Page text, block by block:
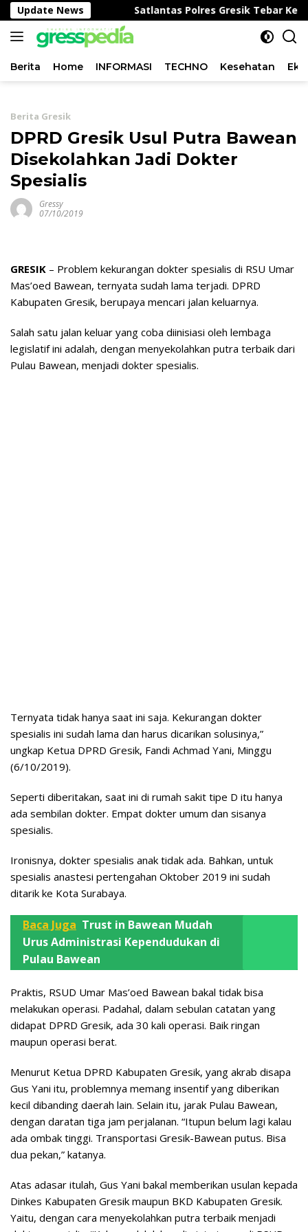
Langsung
ke
konten
Update News
Pangan Satlantas Polres Gresik Tebar
Berita Home INFORMASI TECHNO Kesehatan
Berita Gresik
DPRD Gresik Usul Putra Bawean
Disekolahkan Jadi Dokter
Spesialis
Gressy
07/10/2019
GRESIK – Problem kekurangan dokter spesialis di RSU Umar
Mas’oed Bawean, ternyata sudah lama terjadi. DPRD
Kabupaten Gresik, berupaya mencari jalan keluarnya.
Salah satu jalan keluar yang coba diinisiasi oleh lembaga
legislatif ini adalah, dengan menyekolahkan putra terbaik dari
Pulau Bawean, menjadi dokter spesialis.
Ternyata tidak hanya saat ini saja. Kekurangan dokter
spesialis ini sudah lama dan harus dicarikan solusinya,”
ungkap Ketua DPRD Gresik, Fandi Achmad Yani, Minggu
(6/10/2019).
Seperti diberitakan, saat ini di rumah sakit tipe D itu hanya
ada sembilan dokter. Empat dokter umum dan sisanya
spesialis.
Ironisnya, dokter spesialis anak tidak ada. Bahkan, untuk
spesialis anastesi pertengahan Oktober 2019 ini sudah
ditarik ke Kota Surabaya.
Baca Juga Trust in Bawean Mudah
Urus Administrasi Kependudukan di
Pulau Bawean
Praktis, RSUD Umar Mas’oed Bawean bakal tidak bisa
melakukan operasi. Padahal, dalam sebulan catatan yang
didapat DPRD Gresik, ada 30 kali operasi. Baik ringan
maupun operasi berat.
Menurut Ketua DPRD Kabupaten Gresik, yang akrab disapa
Gus Yani itu, problemnya memang insentif yang diberikan
kecil dibanding daerah lain. Selain itu, jarak Pulau Bawean,
dengan daratan tiga jam perjalanan. “Itupun belum lagi kalau
ada ombak tinggi. Transportasi Gresik-Bawean putus. Bisa
dua pekan,” katanya.
Atas adasar itulah, Gus Yani bakal memberikan usulan kepada
Dinkes Kabupaten Gresik maupun BKD Kabupaten Gresik.
Yaitu, dengan cara menyekolahkan putra terbaik menjadi